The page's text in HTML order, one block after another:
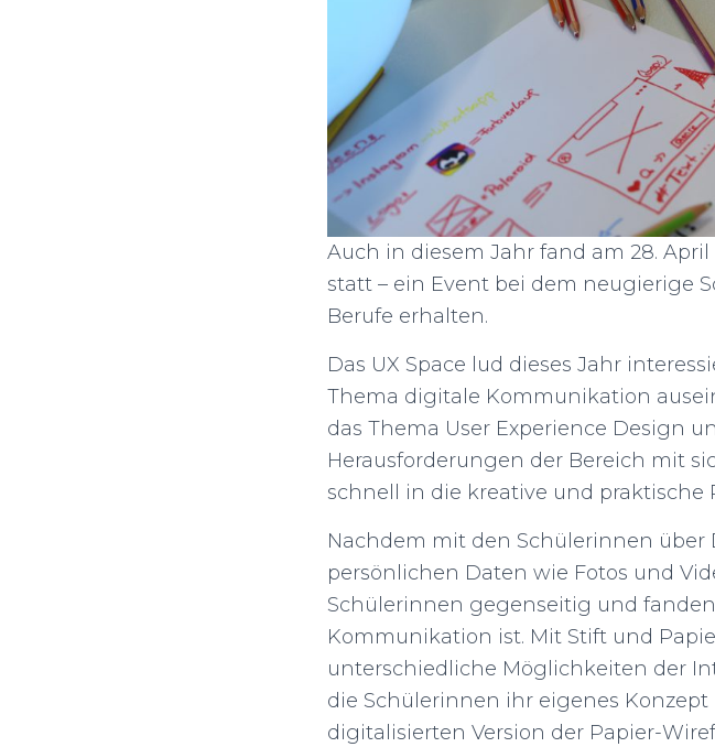
Auch in diesem Jahr fand am 28.
statt – ein Event bei dem neugierige
Berufe erhalten.
Das UX Space lud dieses Jahr
Thema digitale Kommunikation
das Thema User Experience Design
Herausforderungen der Bereich mit
schnell in die kreative und praktische
Nachdem mit den Schülerinnen
persönlichen Daten wie Fotos und
Schülerinnen gegenseitig und
Kommunikation ist. Mit Stift und
unterschiedliche Möglichkeiten der
die Schülerinnen ihr eigenes
digitalisierten Version der Papier-